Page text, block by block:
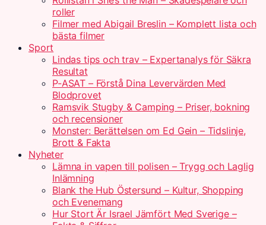
roller
Filmer med Abigail Breslin – Komplett lista och
bästa filmer
Sport
Lindas tips och trav – Expertanalys för Säkra
Resultat
P-ASAT – Förstå Dina Levervärden Med
Blodprovet
Ramsvik Stugby & Camping – Priser, bokning
och recensioner
Monster: Berättelsen om Ed Gein – Tidslinje,
Brott & Fakta
Nyheter
Lämna in vapen till polisen – Trygg och Laglig
Inlämning
Blank the Hub Östersund – Kultur, Shopping
och Evenemang
Hur Stort Är Israel Jämfört Med Sverige –